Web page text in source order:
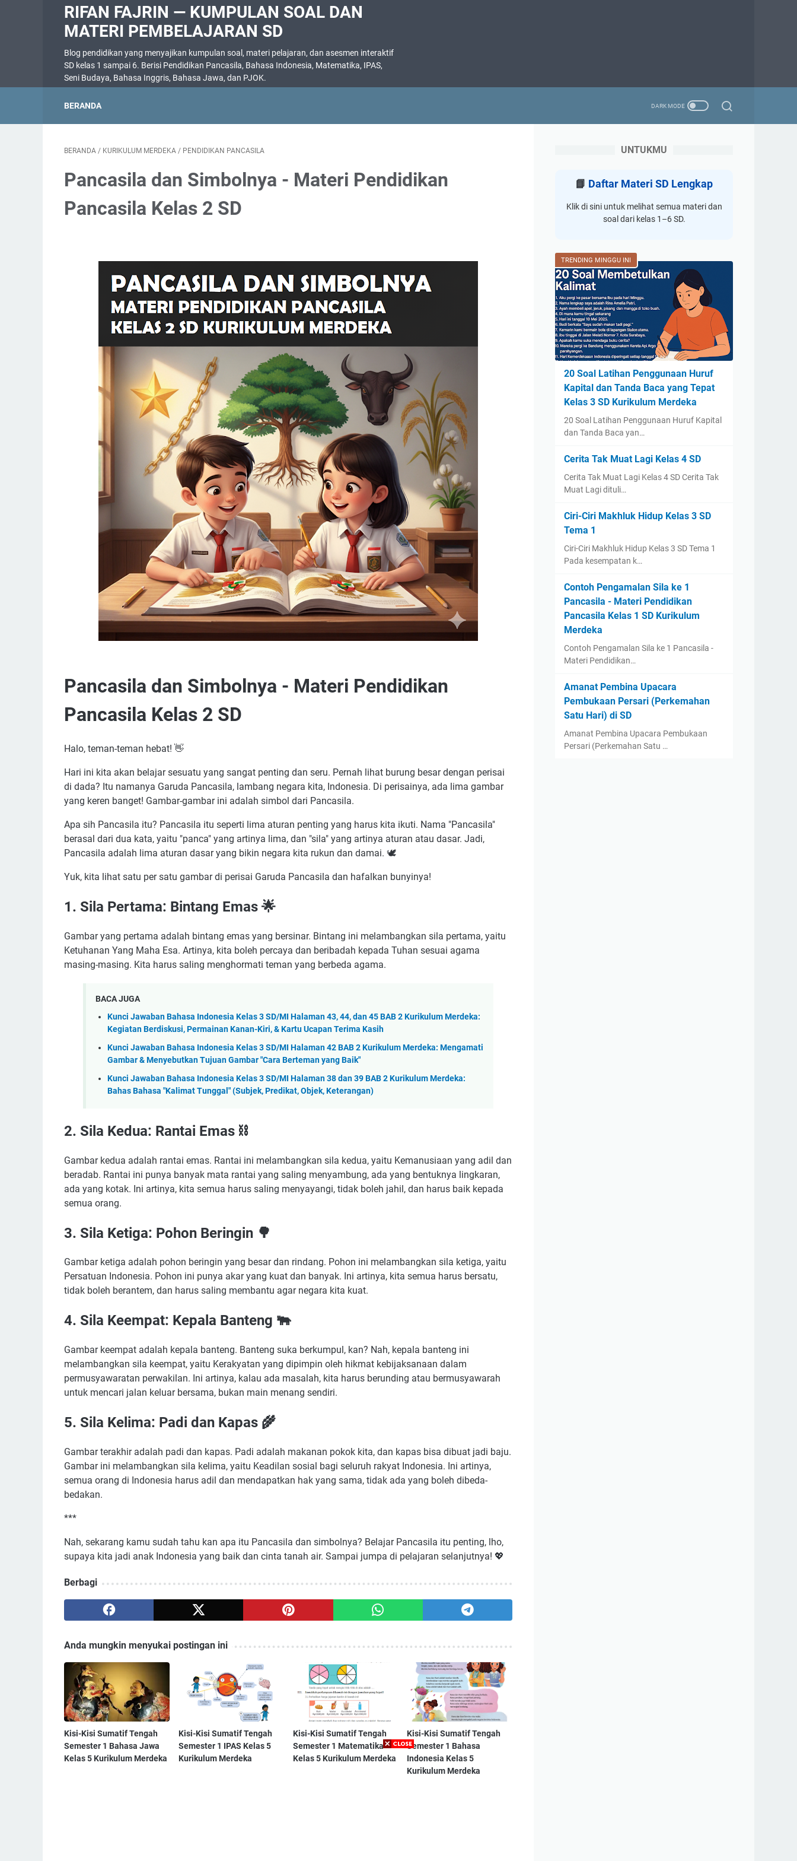
RIFAN FAJRIN — KUMPULAN SOAL DAN
MATERI PEMBELAJARAN SD
Blog pendidikan yang menyajikan kumpulan soal, materi pelajaran, dan asesmen interaktif
SD kelas 1 sampai 6. Berisi Pendidikan Pancasila, Bahasa Indonesia, Matematika, IPAS,
Seni Budaya, Bahasa Inggris, Bahasa Jawa, dan PJOK.
BERANDA
BERANDA / KURIKULUM MERDEKA / PENDIDIKAN PANCASILA
Pancasila dan Simbolnya - Materi Pendidikan
Pancasila Kelas 2 SD
Pancasila dan Simbolnya - Materi Pendidikan
Pancasila Kelas 2 SD
Halo, teman-teman hebat! 👋
Hari ini kita akan belajar sesuatu yang sangat penting dan seru. Pernah lihat burung besar dengan perisai
di dada? Itu namanya Garuda Pancasila, lambang negara kita, Indonesia. Di perisainya, ada lima gambar
yang keren banget! Gambar-gambar ini adalah simbol dari Pancasila.
Apa sih Pancasila itu? Pancasila itu seperti lima aturan penting yang harus kita ikuti. Nama "Pancasila"
berasal dari dua kata, yaitu "panca" yang artinya lima, dan "sila" yang artinya aturan atau dasar. Jadi,
Pancasila adalah lima aturan dasar yang bikin negara kita rukun dan damai. 🕊️
Yuk, kita lihat satu per satu gambar di perisai Garuda Pancasila dan hafalkan bunyinya!
1. Sila Pertama: Bintang Emas 🌟
Gambar yang pertama adalah bintang emas yang bersinar. Bintang ini melambangkan sila pertama, yaitu
Ketuhanan Yang Maha Esa. Artinya, kita boleh percaya dan beribadah kepada Tuhan sesuai agama
masing-masing. Kita harus saling menghormati teman yang berbeda agama.
BACA JUGA
Kunci Jawaban Bahasa Indonesia Kelas 3 SD/MI Halaman 43, 44, dan 45 BAB 2 Kurikulum Merdeka:
Kegiatan Berdiskusi, Permainan Kanan-Kiri, & Kartu Ucapan Terima Kasih
Kunci Jawaban Bahasa Indonesia Kelas 3 SD/MI Halaman 42 BAB 2 Kurikulum Merdeka: Mengamati
Gambar & Menyebutkan Tujuan Gambar "Cara Berteman yang Baik"
Kunci Jawaban Bahasa Indonesia Kelas 3 SD/MI Halaman 38 dan 39 BAB 2 Kurikulum Merdeka:
Bahas Bahasa "Kalimat Tunggal" (Subjek, Predikat, Objek, Keterangan)
2. Sila Kedua: Rantai Emas ⛓️
Gambar kedua adalah rantai emas. Rantai ini melambangkan sila kedua, yaitu Kemanusiaan yang adil dan
beradab. Rantai ini punya banyak mata rantai yang saling menyambung, ada yang bentuknya lingkaran,
ada yang kotak. Ini artinya, kita semua harus saling menyayangi, tidak boleh jahil, dan harus baik kepada
semua orang.
3. Sila Ketiga: Pohon Beringin 🌳
Gambar ketiga adalah pohon beringin yang besar dan rindang. Pohon ini melambangkan sila ketiga, yaitu
Persatuan Indonesia. Pohon ini punya akar yang kuat dan banyak. Ini artinya, kita semua harus bersatu,
tidak boleh berantem, dan harus saling membantu agar negara kita kuat.
4. Sila Keempat: Kepala Banteng 🐃
Gambar keempat adalah kepala banteng. Banteng suka berkumpul, kan? Nah, kepala banteng ini
melambangkan sila keempat, yaitu Kerakyatan yang dipimpin oleh hikmat kebijaksanaan dalam
permusyawaratan perwakilan. Ini artinya, kalau ada masalah, kita harus berunding atau bermusyawarah
untuk mencari jalan keluar bersama, bukan main menang sendiri.
5. Sila Kelima: Padi dan Kapas 🌾
Gambar terakhir adalah padi dan kapas. Padi adalah makanan pokok kita, dan kapas bisa dibuat jadi baju.
Gambar ini melambangkan sila kelima, yaitu Keadilan sosial bagi seluruh rakyat Indonesia. Ini artinya,
semua orang di Indonesia harus adil dan mendapatkan hak yang sama, tidak ada yang boleh dibeda-
bedakan.
***
Nah, sekarang kamu sudah tahu kan apa itu Pancasila dan simbolnya? Belajar Pancasila itu penting, lho,
supaya kita jadi anak Indonesia yang baik dan cinta tanah air. Sampai jumpa di pelajaran selanjutnya! 💖
Berbagi
Anda mungkin menyukai postingan ini
Kisi-Kisi Sumatif Tengah
Semester 1 Bahasa Jawa
Kelas 5 Kurikulum Merdeka
Kisi-Kisi Sumatif Tengah
Semester 1 IPAS Kelas 5
Kurikulum Merdeka
Kisi-Kisi Sumatif Tengah
Semester 1 Matematika
Kelas 5 Kurikulum Merdeka
Kisi-Kisi Sumatif Tengah
Semester 1 Bahasa
Indonesia Kelas 5
Kurikulum Merdeka
UNTUKMU
📘 Daftar Materi SD Lengkap
Klik di sini untuk melihat semua materi dan
soal dari kelas 1–6 SD.
TRENDING MINGGU INI
20 Soal Latihan Penggunaan Huruf
Kapital dan Tanda Baca yang Tepat
Kelas 3 SD Kurikulum Merdeka
20 Soal Latihan Penggunaan Huruf Kapital
dan Tanda Baca yan…
Cerita Tak Muat Lagi Kelas 4 SD
Cerita Tak Muat Lagi Kelas 4 SD Cerita Tak
Muat Lagi dituli…
Ciri-Ciri Makhluk Hidup Kelas 3 SD
Tema 1
Ciri-Ciri Makhluk Hidup Kelas 3 SD Tema 1
Pada kesempatan k…
Contoh Pengamalan Sila ke 1
Pancasila - Materi Pendidikan
Pancasila Kelas 1 SD Kurikulum
Merdeka
Contoh Pengamalan Sila ke 1 Pancasila -
Materi Pendidikan…
Amanat Pembina Upacara
Pembukaan Persari (Perkemahan
Satu Hari) di SD
Amanat Pembina Upacara Pembukaan
Persari (Perkemahan Satu …